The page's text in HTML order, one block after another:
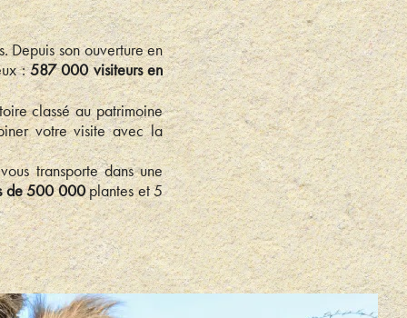
Depuis son ouverture en
:587 000 visiteurs en
classé au patrimoine
votre visite avec la
transporte dans une
de 500 000plantes et 5